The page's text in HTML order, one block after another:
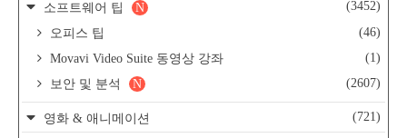
소프트웨어 팁 (3452)
N
오피스 팁
(46)
Movavi Video Suite 동영상 강좌
(1)
보안 및 분석
(2607)
N
영화 & 애니메이션 (721)